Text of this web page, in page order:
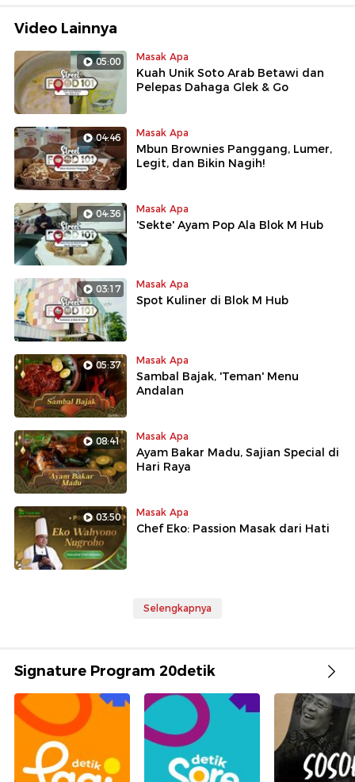
Video Lainnya
05:00 Masak Apa
Kuah Unik Soto Arab Betawi dan
Pelepas Dahaga Glek & Go
04:46 Masak Apa
Mbun Brownies Panggang, Lumer,
Legit, dan Bikin Nagih!
04:36 Masak Apa
'Sekte' Ayam Pop Ala Blok M Hub
03:17 Masak Apa
Spot Kuliner di Blok M Hub
05:37 Masak Apa
Sambal Bajak, 'Teman' Menu
Andalan
08:41 Masak Apa
Ayam Bakar Madu, Sajian Special di
Hari Raya
03:50 Masak Apa
Chef Eko: Passion Masak dari Hati
Selengkapnya
Signature Program 20detik